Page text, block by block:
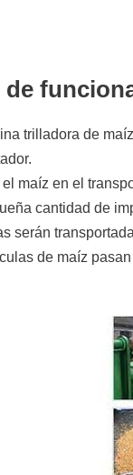
trilladora de
maíz en el
cantidad de
serán
de maíz